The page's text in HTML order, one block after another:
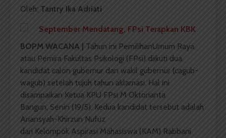
Oleh: Tantry Ika Adriati
BOPM WACANA | Tahun ini PemilihanUmum Raya
atau Pemira Fakultas Psikologi (FPsi) diikuti dua
kandidat calon gubernur dan wakil gubernur (cagub-
wagub) setelah tujuh tahun aklamasi. Hal ini
disampaikan Ketua KPU FPsi M Oktorianta
Bangun, Senin (19/5). Kedua kandidat tersebut adalah
Ariansyah-Khirzun Nufuz
dari Kelompok Aspirasi Mahasiswa (KAM) Rabbani